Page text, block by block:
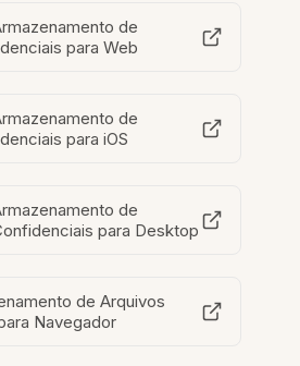
de
para Web
de
para iOS
de
para Desktop
de Arquivos
Navegador